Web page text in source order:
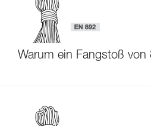
Warum ein Fangstoß von